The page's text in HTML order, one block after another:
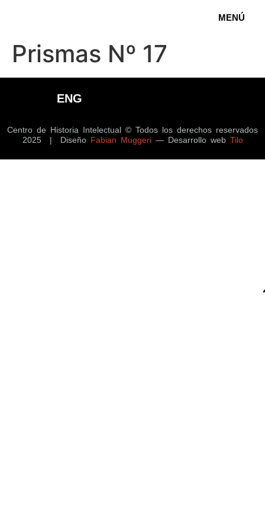
MENÚ
Prismas Nº 17
ENG
Centro de Historia Intelectual © Todos los derechos reservados
2025 | Diseño Fabian Muggeri— Desarrollo web Tilo